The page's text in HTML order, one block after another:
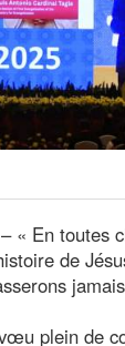
« En toutes
de
plein de